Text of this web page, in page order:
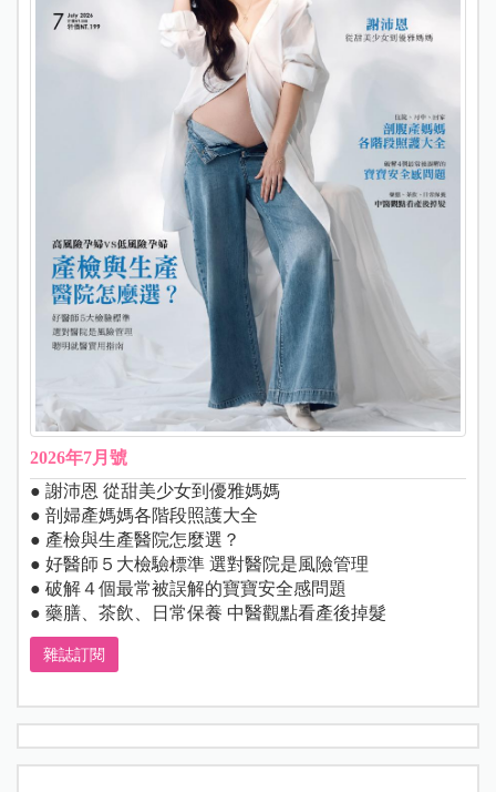
2026年7月號
● 謝沛恩 從甜美少女到優雅媽媽
● 剖婦產媽媽各階段照護大全
● 產檢與生產醫院怎麼選？
● 好醫師５大檢驗標準 選對醫院是風險管理
● 破解４個最常被誤解的寶寶安全感問題
● 藥膳、茶飲、日常保養 中醫觀點看產後掉髮
雜誌訂閱